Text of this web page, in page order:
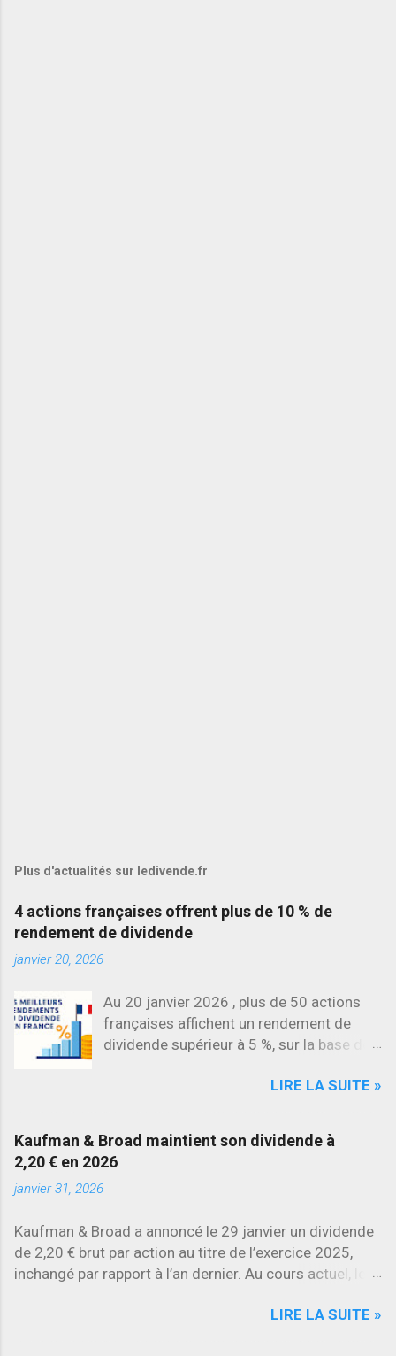
Plus d'actualités sur ledivende.fr
4 actions françaises offrent plus de 10 % de
rendement de dividende
janvier 20, 2026
Au 20 janvier 2026 , plus de 50 actions
françaises affichent un rendement de
dividende supérieur à 5 %, sur la base des
évolutions les plus marquantes concerne
Stellantis et Renault reculent déjà à deux
chiffres.
LIRE LA SUITE »
Kaufman & Broad maintient son dividende à
2,20 € en 2026
janvier 31, 2026
Kaufman & Broad a annoncé le 29 janvier un dividende
de 2,20 € brut par action au titre de l’exercice 2025,
inchangé par rapport à l’an dernier. Au cours actuel, le
LIRE LA SUITE »